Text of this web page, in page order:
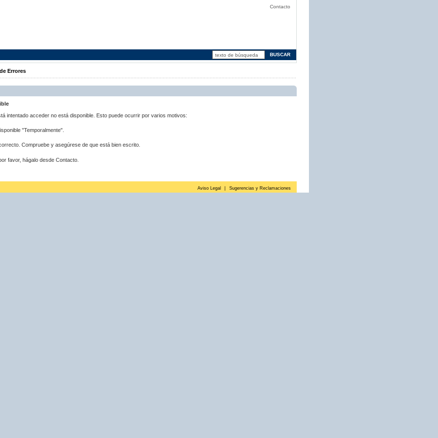
Contacto
Errores
intentado acceder no está disponible. Esto puede ocurrir por varios motivos:
"Temporalmente".
Compruebe y asegúrese de que está bien escrito.
favor, hágalo desde Contacto.
Aviso Legal Sugerencias y Reclamaciones